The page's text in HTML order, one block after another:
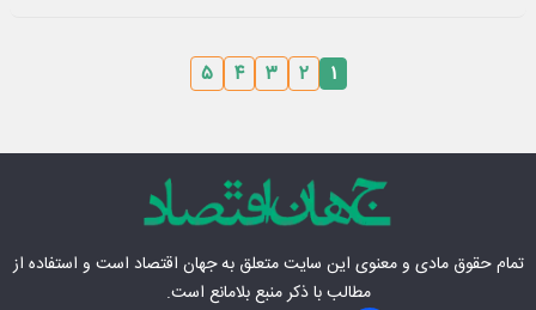
۱ ۲ ۳ ۴ ۵
تمام حقوق مادی‌ و معنوی این سایت متعلق بهجهان اقتصاد است و استفاده از
مطالب با ذکر منبع بلامانع است.